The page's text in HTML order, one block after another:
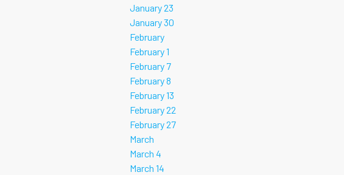
January 23
January 30
February
February 1
February 7
February 8
February 13
February 22
February 27
March
March 4
March 14